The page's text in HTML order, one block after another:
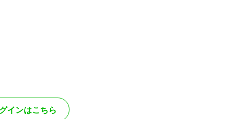
インはこちら